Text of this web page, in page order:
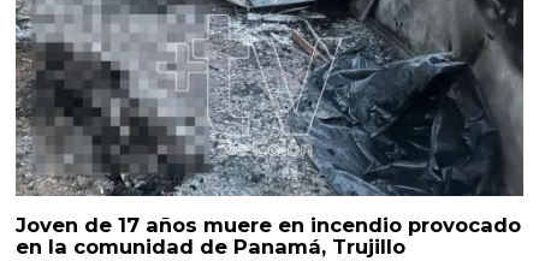
Joven de 17 años muere en incendio provocado
en la comunidad de Panamá, Trujillo